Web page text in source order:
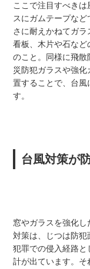
ここで注目すべき
スにガムテープな
さに耐えかねてガ
看板、木片や石な
のこと。同様に飛
災防犯ガラスや強
置することで、台
す。
台風対策が
窓やガラスを強化
対策は、じつは防
犯罪での侵入経路
計が出ています。